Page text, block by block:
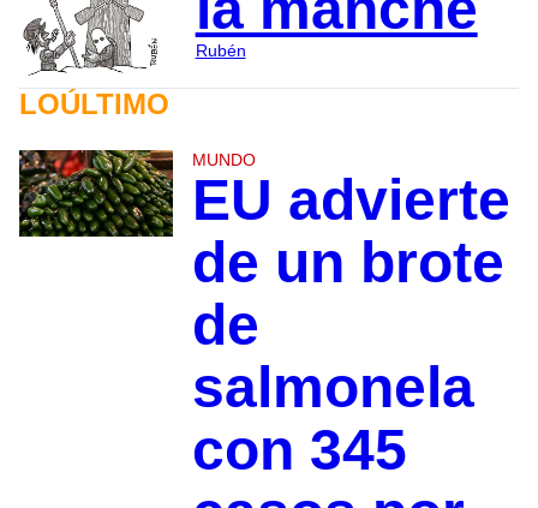
Rubén
LOÚLTIMO
MUNDO
EU advierte
de un brote
de
salmonela
con 345